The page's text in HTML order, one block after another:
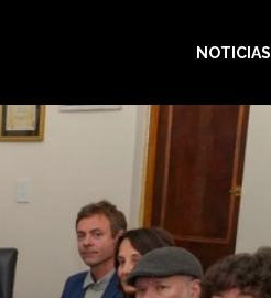
NOTICIAS